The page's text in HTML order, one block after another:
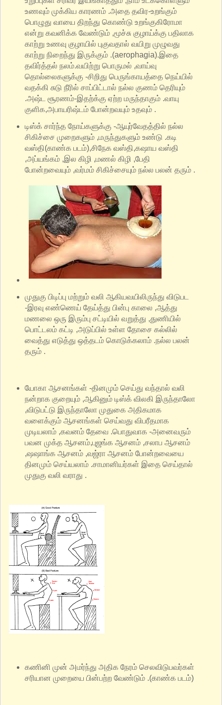
உணவும் முக்கிய காரணம் .அதை தவிர-உறங்கும்
பொழுது வாயை திறந்து கொண்டு உறங்குகிரோமா
என்று கவனிக்க வேண்டும் ,மூச்சு குழாய்க்கு பதிலாக
காற்று உணவு குழாயில் புகுவதால் வயிறு முழுவது
காற்று நிறைந்து இருக்கும் .(aerophagia).இதை
தவிர்த்தல் நலம்.வயிற்று பொருமல் ,வாய்வு
தொல்லைகளுக்கு -சிறிது பெருங்காயத்தை நெய்யில்
வதக்கி சுடு நீரில் சாப்பிட்டால் நல்ல குணம் தெரியும்
.அஷ்ட சூரணம்-இதற்க்கு ஏற்ற மருந்தாகும் .வாயு
குளிக,அபாயரிஷ்டம் போன்றவயும் உதவும் .
டிஸ்க் சார்ந்த நோய்களுக்கு -ஆயுர்வேதத்தில் நல்ல
சிகிச்சை முறைகளும் ,மருந்துகளும் உண்டு .கடி
வஸ்தி(காண்க படம்),சிநேக வஸ்தி,கஷாய வஸ்தி
,அப்யங்கம் ,இல கிழி ,மணல் கிழி ,பேதி
போன்றவையும் ,வர்மம் சிகிச்சையும் நல்ல பலன் தரும் .
முதுகு பிடிப்பு மற்றும் வலி ஆகியவயிலிருந்து விடுபட
-இரவு எண்ணெய் தேய்த்து பின்பு காலை ,ஆத்து
மணலை ஒரு இரும்பு சட்டியில் வறுத்து ,துணியில்
பொட்டலம் கட்டி ,அடுப்பில் உள்ள தோசை கல்லில்
வைத்து எடுத்து ஒத்தடம் கொடுக்கலாம் .நல்ல பலன்
தரும் .
யோகா ஆசனங்கள் -தினமும் செய்து வந்தால் வலி
நன்றாக குறையும் ,ஆகினும் டிஸ்க் விலகி இருந்தாலோ
,விடுபட்டு இருந்தாலோ முதுகை அதிகமாக
வளைக்கும் ஆசனங்கள் செய்வது விபரீதமாக
முடியலாம் ,கவனம் தேவை .பொதுவாக -அனைவரும்
பவன முக்த ஆசனம்,புஜங்க ஆசனம் ,சலாப ஆசனம்
,ஷஷாங்க ஆசனம் ,வஜ்ரா ஆசனம் போன்றவையை
தினமும் செய்யலாம் .சாமானியர்கள் இதை செய்தால்
முதுகு வலி வராது .
கணினி முன் அமர்ந்து அதிக நேரம் செலவிடுபவர்கள்
சரியான முறையை பின்பற்ற வேண்டும் .(காண்க படம்)